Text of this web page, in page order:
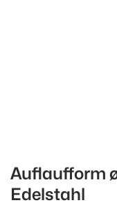
Auflaufform
Edelstahl